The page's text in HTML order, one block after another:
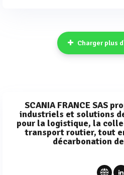
Charger plus
SCANIA FRANCE SAS
industriels et solutions
pour la logistique, la
transport routier, tout
décarbonation